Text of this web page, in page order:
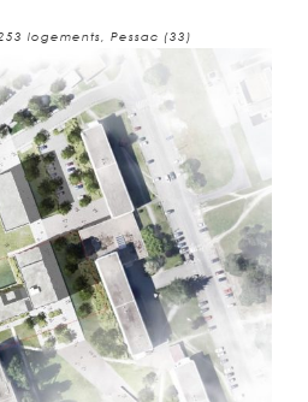
logements, Pessac (33)